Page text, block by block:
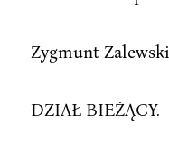
Zygmunt Zalewski.
DZIAŁ BIEŻĄCY.